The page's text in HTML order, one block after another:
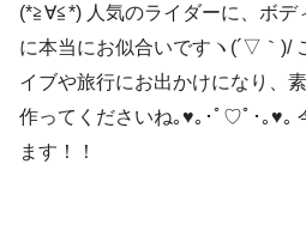
(*≧∀≦*) 人気のライダーに、ボデ
に本当にお似合いですヽ(´▽｀)/
イブや旅行にお出かけになり、
作ってくださいね｡♥｡･ﾟ♡ﾟ･｡♥｡
ます！！